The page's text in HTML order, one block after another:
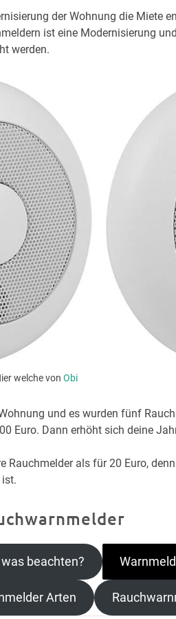
der Wohnung die Miete
ist eine Modernisierung
werden.
welche von Obi
und es wurden fünf
Euro. Dann erhöht sich deine
Rauchmelder als für 20 Euro,
beachten?
Arten